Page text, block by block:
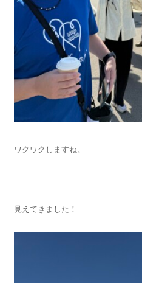
ワクワクしますね。
見えてきました！